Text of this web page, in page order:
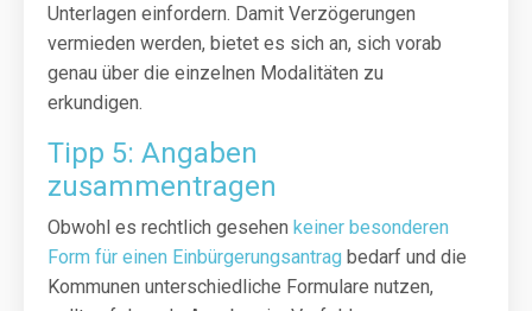
Unterlagen einfordern. Damit Verzögerungen
vermieden werden, bietet es sich an, sich vorab
genau über die einzelnen Modalitäten zu
erkundigen.
Tipp 5: Angaben
zusammentragen
Obwohl es rechtlich gesehen keiner besonderen
Form für einen Einbürgerungsantrag bedarf und die
Kommunen unterschiedliche Formulare nutzen,